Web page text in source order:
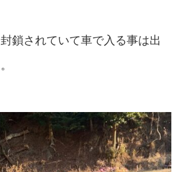
鎖されていて車で入る事は出